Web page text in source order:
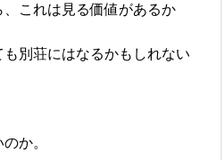
、これは見る価値があるか
別荘にはなるかもしれない
か。